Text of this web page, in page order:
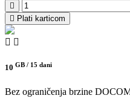
Plati karticom
10 GB / 15 dani
Bez ograničenja brzine